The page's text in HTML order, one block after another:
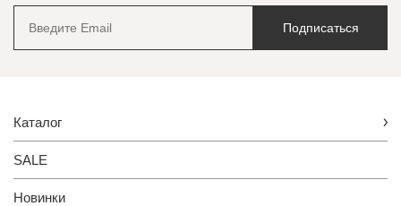
Подписаться
Каталог
SALE
Новинки